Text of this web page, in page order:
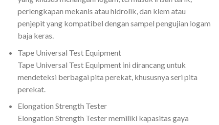
perlengkapan mekanis atau hidrolik, dan klem atau
penjepit yang kompatibel dengan sampel pengujian logam
baja keras.
Tape Universal Test Equipment
Tape Universal Test Equipment ini dirancang untuk
mendeteksi berbagai pita perekat, khususnya seri pita
perekat.
Elongation Strength Tester
Elongation Strength Tester memiliki kapasitas gaya